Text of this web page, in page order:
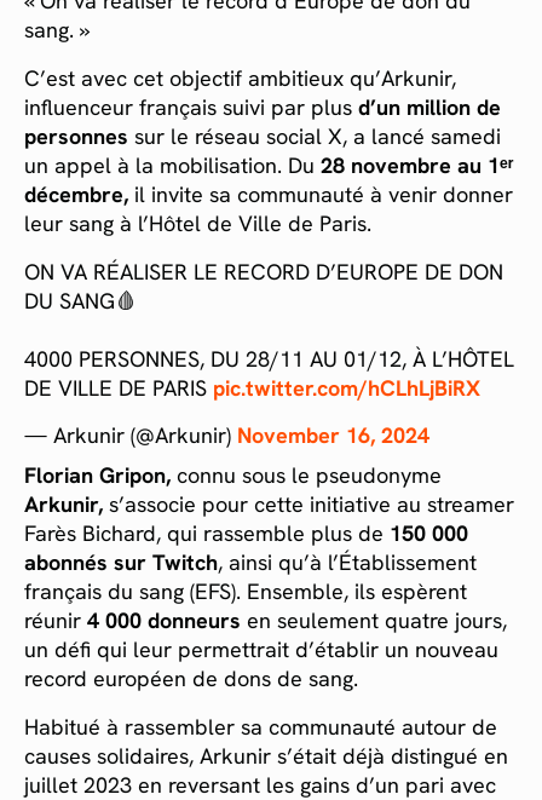
sang. »
C’est avec cet objectif ambitieux qu’Arkunir,
influenceur français suivi par plus d’un million de
personnes sur le réseau social X, a lancé samedi
un appel à la mobilisation. Du 28 novembre au 1ᵉʳ
décembre, il invite sa communauté à venir donner
leur sang à l’Hôtel de Ville de Paris.
ON VA RÉALISER LE RECORD D’EUROPE DE DON
DU SANG🩸
4000 PERSONNES, DU 28/11 AU 01/12, À L’HÔTEL
DE VILLE DE PARIS pic.twitter.com/hCLhLjBiRX
— Arkunir (@Arkunir) November 16, 2024
Florian Gripon, connu sous le pseudonyme
Arkunir, s’associe pour cette initiative au streamer
Farès Bichard, qui rassemble plus de 150 000
abonnés sur Twitch, ainsi qu’à l’Établissement
français du sang (EFS). Ensemble, ils espèrent
réunir 4 000 donneurs en seulement quatre jours,
un défi qui leur permettrait d’établir un nouveau
record européen de dons de sang.
Habitué à rassembler sa communauté autour de
causes solidaires, Arkunir s’était déjà distingué en
juillet 2023 en reversant les gains d’un pari avec